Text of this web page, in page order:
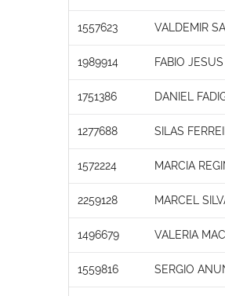
1557623 VALDEMIR
1989914 FABIO
1751386 DANIEL
1277688 SILAS
1572224 MARCIA
2259128 MARCEL
1496679 VALERIA
1559816 SERGIO